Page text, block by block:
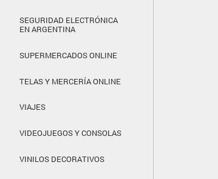
SEGURIDAD ELECTRÓNICA
EN ARGENTINA
SUPERMERCADOS ONLINE
TELAS Y MERCERÍA ONLINE
VIAJES
VIDEOJUEGOS Y CONSOLAS
VINILOS DECORATIVOS